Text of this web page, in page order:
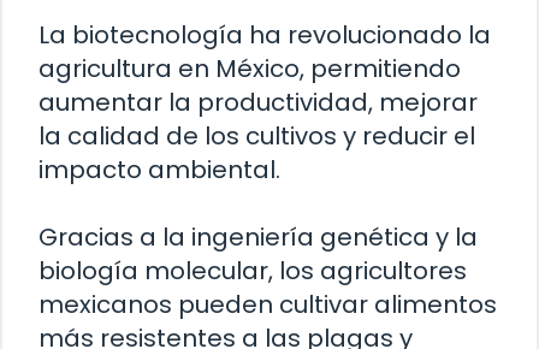
La biotecnología ha revolucionado la
agricultura en México, permitiendo
aumentar la productividad, mejorar
la calidad de los cultivos y reducir el
impacto ambiental.
Gracias a la ingeniería genética y la
biología molecular, los agricultores
mexicanos pueden cultivar alimentos
más resistentes a las plagas y